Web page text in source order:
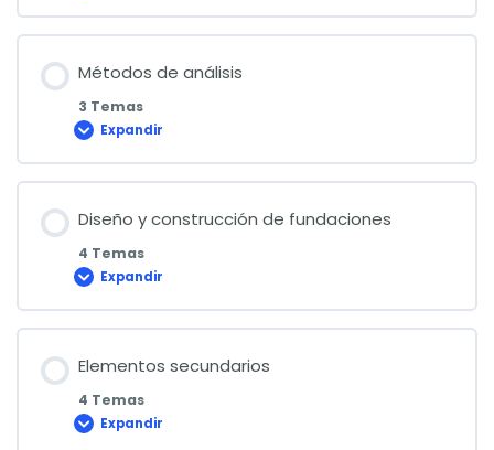
sobre
diseño
métodos
de
Métodos de análisis
3 Temas
Expandir
Métodos
análisis
Diseño y construcción de fundaciones
4 Temas
Expandir
Diseño
construcción
de
Elementos secundarios
4 Temas
Expandir
Elementos